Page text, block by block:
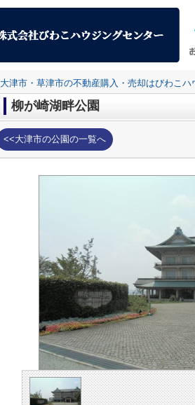
大津市・草津市の不動産購入・売却はびわこハ
柳が崎湖畔公園
<<大津市の公園の一覧へ